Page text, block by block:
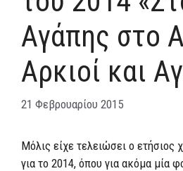
Αγάπης στο
Αρκιοί και
21 Φεβρουαρίου 2015
Μόλις είχε τελειώσει ο ετήσιος
για το 2014, όπου για ακόμα μία